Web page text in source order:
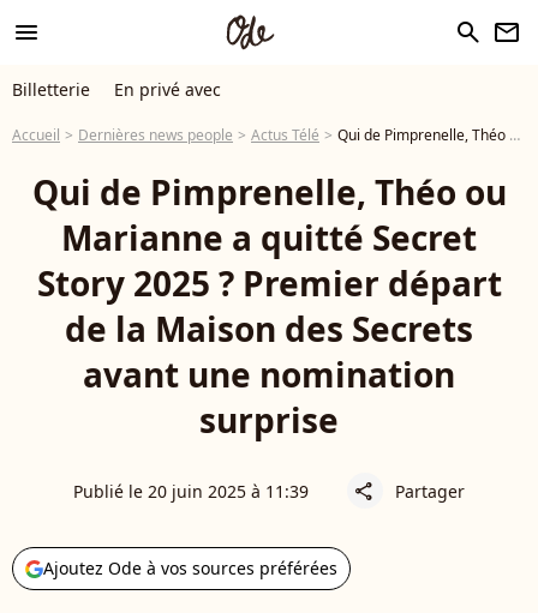
menu search newsletter
Billetterie En privé avec
Accueil Dernières news people Actus Télé Qui de Pimprenelle, Théo ou Marianne a quitté Secret Story 2025 ? Premier départ de la Maison des Secrets avant une nomination surprise
Qui de Pimprenelle, Théo ou
Marianne a quitté Secret
Story 2025 ? Premier départ
de la Maison des Secrets
avant une nomination
surprise
Publié le 20 juin 2025 à 11:39 share Partager
Ajoutez Ode à vos sources préférées